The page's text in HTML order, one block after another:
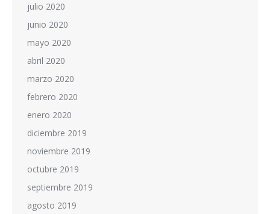
julio 2020
junio 2020
mayo 2020
abril 2020
marzo 2020
febrero 2020
enero 2020
diciembre 2019
noviembre 2019
octubre 2019
septiembre 2019
agosto 2019